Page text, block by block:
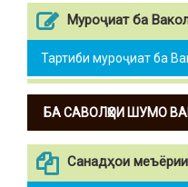
Муроҷиат ба
Тартиби муроҷиат ба
БА САВОЛҲОИ ШУМО
Санадҳои